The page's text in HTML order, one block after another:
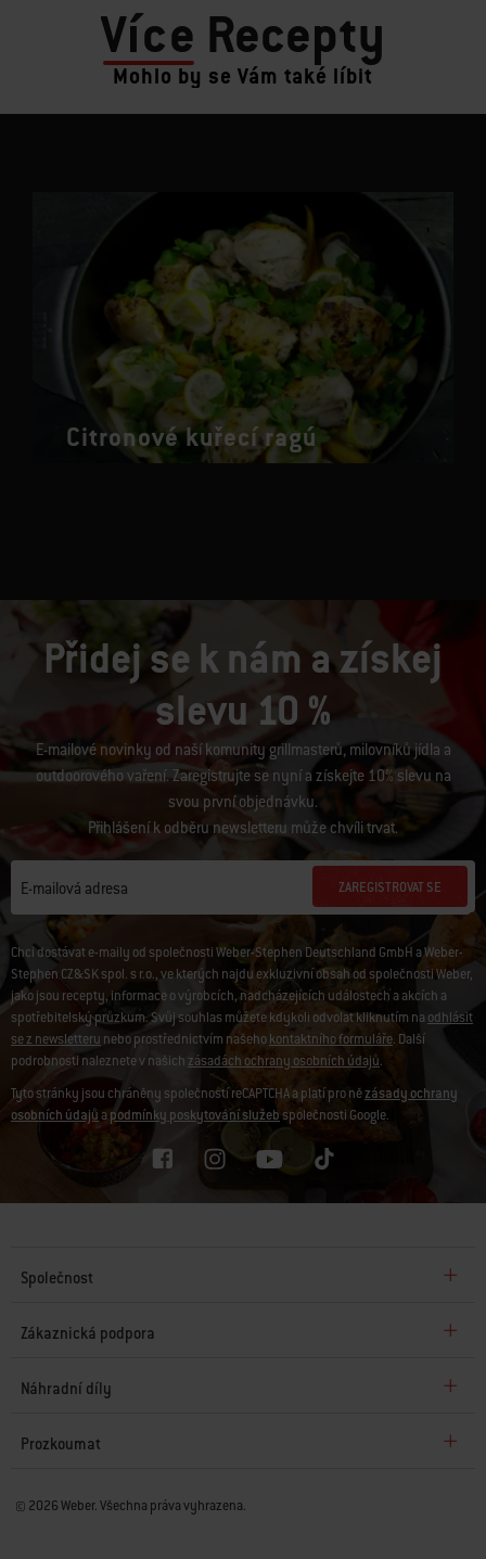
Více Recepty
Mohlo by se Vám také líbit
Citronové kuřecí ragú
Přidej se k nám a získej
slevu 10 %
E-mailové novinky od naší komunity grillmasterů, milovníků jídla a
outdoorového vaření. Zaregistrujte se nyní a získejte 10% slevu na
svou první objednávku.
Přihlášení k odběru newsletteru může chvíli trvat.
E-mailová adresa ZAREGISTROVAT SE
Chci dostávat e-maily od společnosti Weber-Stephen Deutschland GmbH a Weber-
Stephen CZ&SK spol. s r.o., ve kterých najdu exkluzivní obsah od společnosti Weber,
jako jsou recepty, informace o výrobcích, nadcházejících událostech a akcích a
spotřebitelský průzkum. Svůj souhlas můžete kdykoli odvolat kliknutím na odhlásit
se z newsletteru nebo prostřednictvím našehokontaktního formuláře. Další
podrobnosti naleznete v našich zásadách ochrany osobních údajů.
Tyto stránky jsou chráněny společností reCAPTCHA a platí pro nězásady ochrany
osobních údajů apodmínky poskytování služebspolečnosti Google.
Společnost
Zákaznická podpora
Náhradní díly
Prozkoumat
© 2026 Weber. Všechna práva vyhrazena.